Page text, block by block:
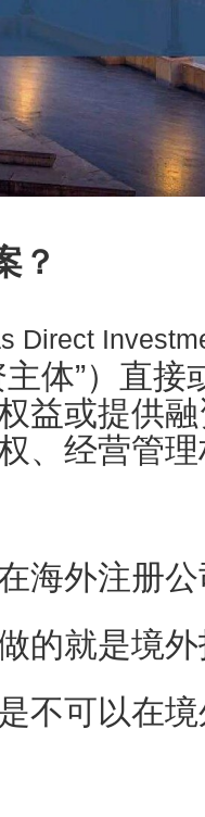
？
Direct
体”）直
益或提供
、经营管
海外注册
的就是境
不可以在